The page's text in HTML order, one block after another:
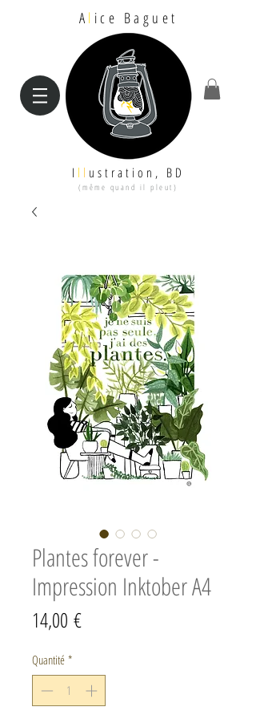
A l ice Baguet
I l l ustration, BD
(même quand il pleut)
Plantes forever -
Impression Inktober A4
14,00 €Prix
Quantité *